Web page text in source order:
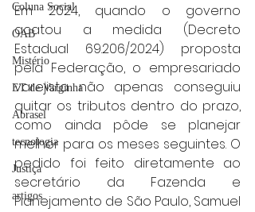
Coluna Social
OAB
Mistério
ET de Varginha
Abrasel
tecnologia
Justiça
artigos
Em 2024, quando o governo
acatou a medida (Decreto
Estadual 69.206/2024) proposta
pela Federação, o empresariado
varejista não apenas conseguiu
quitar os tributos dentro do prazo,
como ainda pôde se planejar
melhor para os meses seguintes. O
pedido foi feito diretamente ao
secretário da Fazenda e
Planejamento de São Paulo, Samuel